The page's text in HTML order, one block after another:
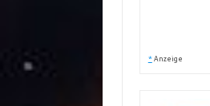
* Anzeige